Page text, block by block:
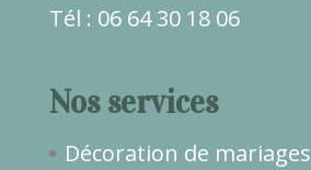
Tél : 06 64 30 18 06
Nos services
Décoration de mariages